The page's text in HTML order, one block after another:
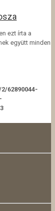
ezt írta a
együtt minden
62890044-